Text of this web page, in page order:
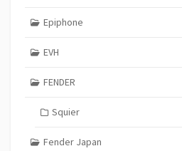
Epiphone
EVH
FENDER
Squier
Fender Japan